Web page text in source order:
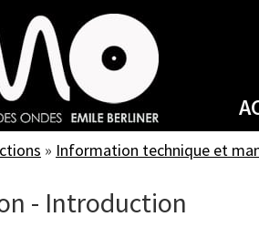
» Information technique et
- Introduction